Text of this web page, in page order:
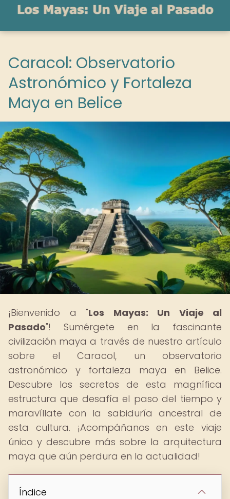
Caracol: Observatorio
Astronómico y Fortaleza
Maya en Belice
¡Bienvenido a "Los Mayas: Un Viaje al
Pasado"! Sumérgete en la fascinante
civilización maya a través de nuestro artículo
sobre el Caracol, un observatorio
astronómico y fortaleza maya en Belice.
Descubre los secretos de esta magnífica
estructura que desafía el paso del tiempo y
maravíllate con la sabiduría ancestral de
esta cultura. ¡Acompáñanos en este viaje
único y descubre más sobre la arquitectura
maya que aún perdura en la actualidad!
Índice